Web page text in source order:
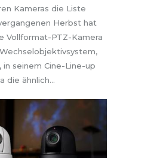
Kameras die Liste
Herbst hat
Vollformat-PTZ-Kamera
in seinem Cine-Line-up
die ähnlich…